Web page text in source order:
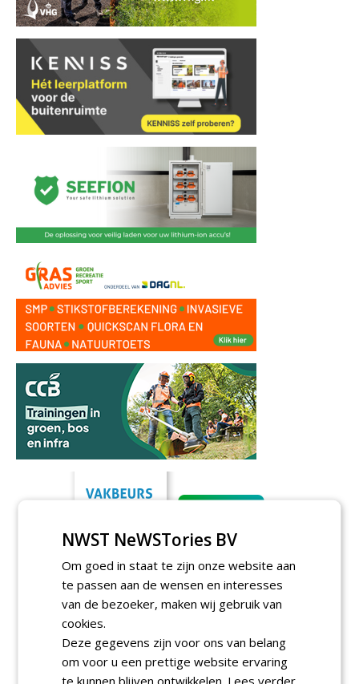
NWST NeWSTories BV
Om goed in staat te zijn onze website aan
te passen aan de wensen en interesses
van de bezoeker, maken wij gebruik van
cookies.
Deze gegevens zijn voor ons van belang
om voor u een prettige website ervaring
te kunnen blijven ontwikkelen. Lees verder